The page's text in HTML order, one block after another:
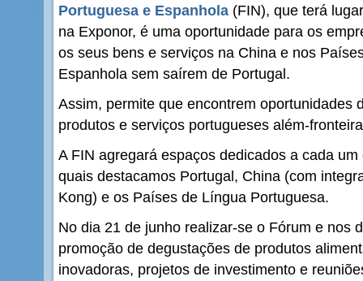
Portuguesa e Espanhola (FIN), que terá
na Exponor, é uma oportunidade para os
os seus bens e serviços na China e nos
Espanhola sem saírem de Portugal.
Assim, permite que encontrem oportunidades
produtos e serviços portugueses além-
A FIN agregará espaços dedicados a cada
quais destacamos Portugal, China (com
Kong) e os Países de Língua Portuguesa.
No dia 21 de junho realizar-se o Fórum e nos
promoção de degustações de produtos
inovadoras, projetos de investimento e